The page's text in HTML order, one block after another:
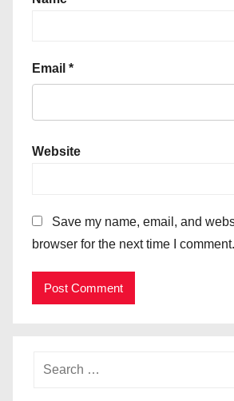
Email *
Website
Save my name, email, and
browser for the next time I comment.